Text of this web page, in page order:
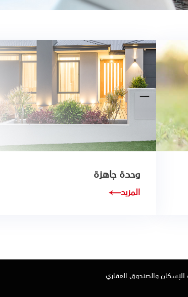
وحدة جاهزة
المزيد
الإسكان والصندوق العقاري